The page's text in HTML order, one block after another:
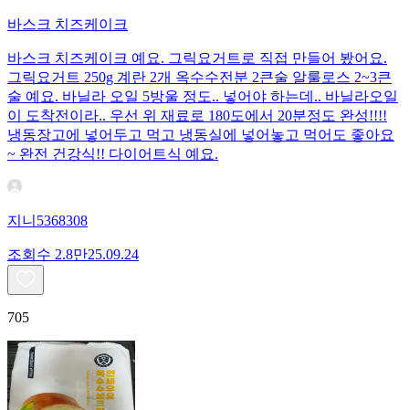
바스크 치즈케이크
바스크 치즈케이크 예요. 그릭요거트로 직접 만들어 봤어요.
그릭요거트 250g 계란 2개 옥수수전분 2큰술 알룰로스 2~3큰
술 예요. 바닐라 오일 5방울 정도.. 넣어야 하는데.. 바닐라오일
이 도착전이라.. 우선 위 재료로 180도에서 20분정도 완성!!!!
냉동장고에 넣어두고 먹고 냉동실에 넣어놓고 먹어도 좋아요
~ 완전 건강식!! 다이어트식 예요.
지니5368308
조회수 2.8만25.09.24
705